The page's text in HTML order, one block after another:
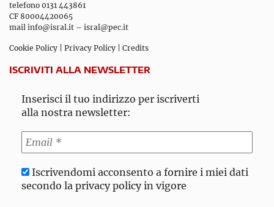
telefono 0131 443861
CF 80004420065
mail info@isral.it – isral@pec.it
Cookie Policy Privacy Policy Credits
ISCRIVITI ALLA NEWSLETTER
Inserisci il tuo indirizzo per iscriverti
alla nostra newsletter:
Iscrivendomi acconsento a fornire i miei dati
secondo la privacy policy in vigore